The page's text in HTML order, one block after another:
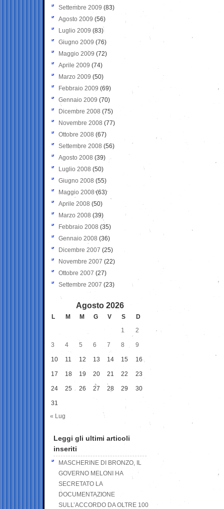
Settembre 2009 (83)
Agosto 2009 (56)
Luglio 2009 (83)
Giugno 2009 (76)
Maggio 2009 (72)
Aprile 2009 (74)
Marzo 2009 (50)
Febbraio 2009 (69)
Gennaio 2009 (70)
Dicembre 2008 (75)
Novembre 2008 (77)
Ottobre 2008 (67)
Settembre 2008 (56)
Agosto 2008 (39)
Luglio 2008 (50)
Giugno 2008 (55)
Maggio 2008(63)
Aprile 2008 (50)
Marzo 2008 (39)
Febbraio 2008 (35)
Gennaio 2008 (36)
Dicembre 2007 (25)
Novembre 2007 (22)
Ottobre 2007 (27)
Settembre 2007 (23)
Agosto 2026
L M M G V S
D
1
2
3 4 5 6 7 8 9
10 11 12 13 14 15 16
17 18 19 20 21 22 23
24 25 26 27 28 29 30
31
« Lug
Leggi gli ultimi articoli
inseriti
MASCHERINE DI BRONZO, IL
GOVERNO MELONI HA
SECRETATO LA
DOCUMENTAZIONE
SULL’ACCORDO DA OLTRE 100